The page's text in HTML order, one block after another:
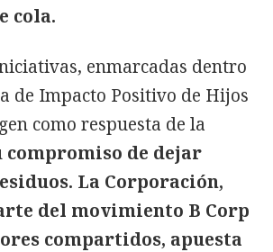
cola.
enmarcadas dentro
de Impacto Positivo de Hijos
como respuesta de la
compromiso de dejar
La Corporación,
del movimiento B Corp
compartidos, apuesta